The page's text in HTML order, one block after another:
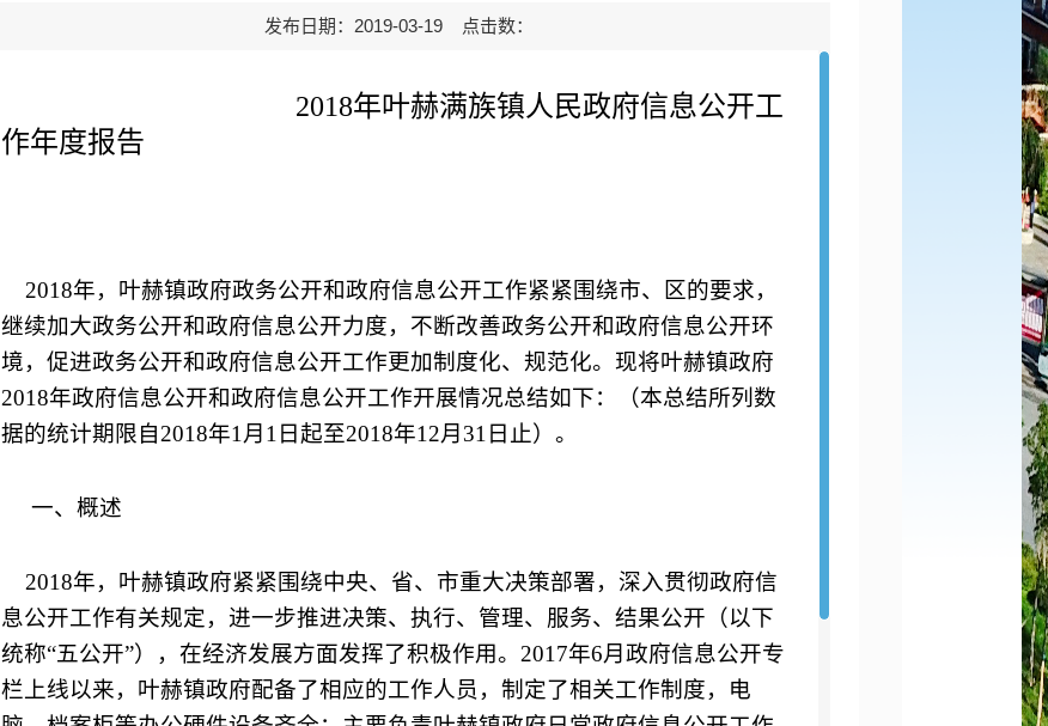
发布日期：2019-03-19 点击数：
2018年叶赫满族镇人民政府信息公开工
作年度报告
2018年，叶赫镇政府政务公开和政府信息公开工作紧紧围绕市、区的要求，
继续加大政务公开和政府信息公开力度，不断改善政务公开和政府信息公开环
境，促进政务公开和政府信息公开工作更加制度化、规范化。现将叶赫镇政府
2018年政府信息公开和政府信息公开工作开展情况总结如下：（本总结所列数
据的统计期限自2018年1 月 1 日起至2018年12月 31 日止）。
一、概述
2018年，叶赫镇政府紧紧围绕中央、省、市重大决策部署，深入贯彻政府信
息公开工作有关规定，进一步推进决策、执行、管理、服务、结果公开（以下
统称“五公开”），在经济发展方面发挥了积极作用。 2017年6月政府信息公开专
栏上线以来，叶赫镇政府配备了相应的工作人员，制定了相关工作制度，电